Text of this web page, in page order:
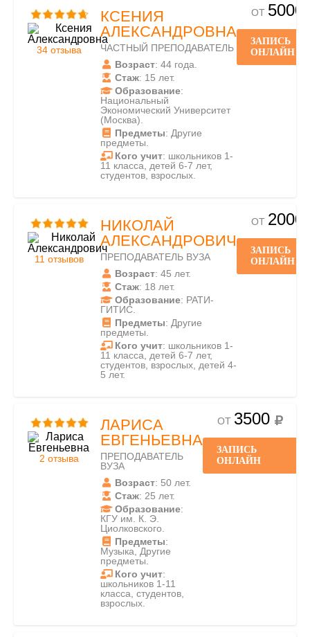
34 отзыва
КСЕНИЯ
АЛЕКСАНДРОВНА
ЧАСТНЫЙ ПРЕПОДАВАТЕЛЬ
Возраст: 44 года.
Стаж: 15 лет.
Образование:
Национальный
Экономический Университет
(Москва).
Предметы: Другие
предметы.
Кого учит: школьников 1-
11 класса, детей 6-7 лет,
студентов, взрослых.
ОТ 5000
ЗАПИСЬ
ОНЛАЙН
11 отзывов
НИКОЛАЙ
АЛЕКСАНДРОВИЧ
ПРЕПОДАВАТЕЛЬ ВУЗА
Возраст: 45 лет.
Стаж: 18 лет.
Образование: РАТИ-
ГИТИС.
Предметы: Другие
предметы.
Кого учит: школьников 1-
11 класса, детей 6-7 лет,
студентов, взрослых, детей 4-
5 лет.
ОТ 2000
ЗАПИСЬ
ОНЛАЙН
2 отзыва
ЛАРИСА
ЕВГЕНЬЕВНА
ПРЕПОДАВАТЕЛЬ
ВУЗА
Возраст: 50 лет.
Стаж: 25 лет.
Образование:
КГУ им. К. Э.
Циолковского.
Предметы:
Музыка, Другие
предметы.
Кого учит:
школьников 1-11
класса, студентов,
взрослых.
ОТ 3500
ЗАПИСЬ
ОНЛАЙН